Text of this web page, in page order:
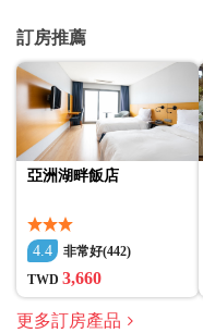
訂房推薦
亞洲湖畔飯店
4.4
非常好(442)
TWD 3,660
更多訂房產品